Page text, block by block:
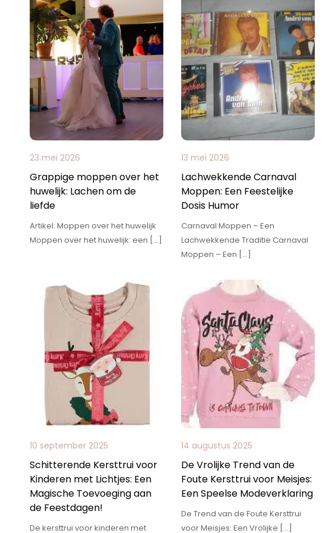
23 mei 2026
Grappige moppen over het
huwelijk: Lachen om de
liefde
Artikel: Moppen over het huwelijk
Moppen over het huwelijk: een […]
13 mei 2026
Lachwekkende Carnaval
Moppen: Een Feestelijke
Dosis Humor
Carnaval Moppen – Een
Lachwekkende Traditie Carnaval
Moppen – Een […]
10 september 2025
Schitterende Kersttrui voor
Kinderen met Lichtjes: Een
Magische Toevoeging aan
de Feestdagen!
De kersttrui voor kinderen met
14 augustus 2025
De Vrolijke Trend van de
Foute Kersttrui voor Meisjes:
Een Speelse Modeverklaring
De Trend van de Foute Kersttrui
voor Meisjes: Een Vrolijke […]